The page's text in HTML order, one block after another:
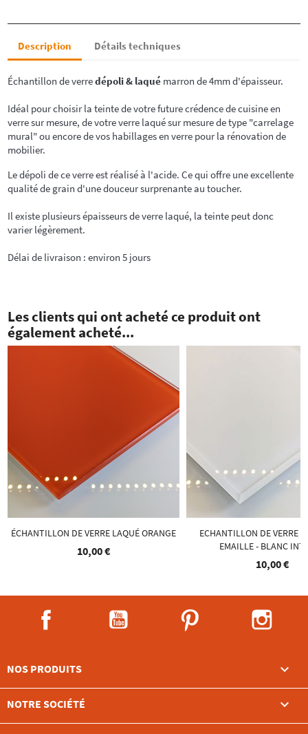
Description Détails techniques
Échantillon de verredépoli & laqué marron de 4mm d'épaisseur.
Idéal pour choisir la teinte de votre future crédence de cuisine en
verre sur mesure, de votre verre laqué sur mesure de type "carrelage
mural" ou encore de vos habillages en verre pour la rénovation de
mobilier.
Le dépoli de ce verre est réalisé à l'acide. Ce qui offre une excellente
qualité de grain d'une douceur surprenante au toucher.
Il existe plusieurs épaisseurs de verre laqué, la teinte peut donc
varier légèrement.
Délai de livraison : environ 5 jours
Les clients qui ont acheté ce produit ont
également acheté...
ÉCHANTILLON DE VERRE LAQUÉ ORANGE
10,00 €
ECHANTILLON DE VERRE
EMAILLE - BLANC
10,00 €
NOS PRODUITS 
NOTRE SOCIÉTÉ 